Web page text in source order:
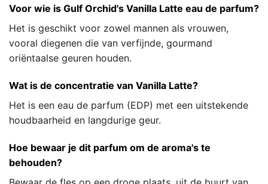
Voor wie is Gulf Orchid's Vanilla Latte eau de parfum?
Het is geschikt voor zowel mannen als vrouwen,
vooral diegenen die van verfijnde, gourmand
oriëntaalse geuren houden.
Wat is de concentratie van Vanilla Latte?
Het is een eau de parfum (EDP) met een uitstekende
houdbaarheid en langdurige geur.
Hoe bewaar je dit parfum om de aroma's te
behouden?